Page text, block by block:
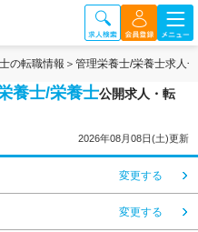
の転職情報 管理栄養士/栄養士求人
養士/栄養士公開求人・転
2026年08月08日(土)更新
変更する
変更する